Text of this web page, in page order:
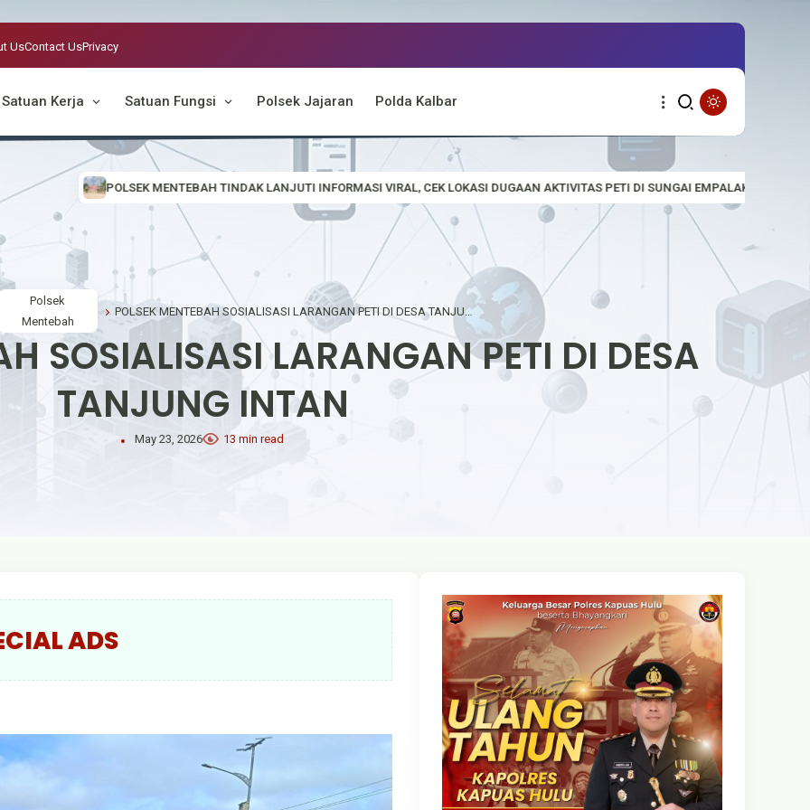
UsContact UsPrivacy
Satuan Kerja Satuan Fungsi Polsek Jajaran Polda Kalbar
TINDAK LANJUTI INFORMASI VIRAL, CEK LOKASI DUGAAN AKTIVITAS PETI DI SUNGAI EMPALAK Polsek Empanang Bagikan
Polsek
Mentebah
POLSEK MENTEBAH SOSIALISASI LARANGAN PETI DI DESA TANJUNG INTAN
SOSIALISASI LARANGAN PETI DI DESA
TANJUNG INTAN
May 23, 2026 13 min read
ADS